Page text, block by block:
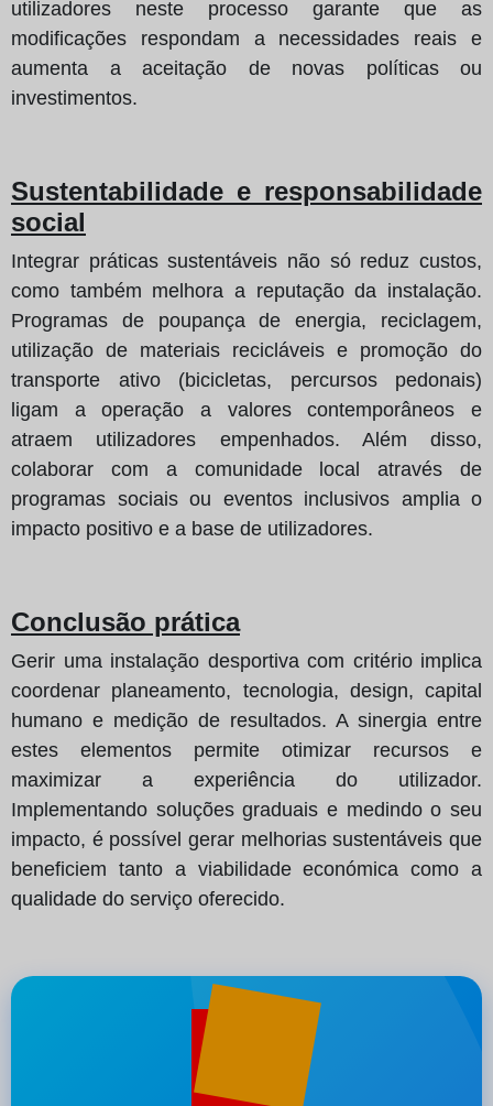
utilizadores neste processo garante que as
modificações respondam a necessidades reais e
aumenta a aceitação de novas políticas ou
investimentos.
Sustentabilidade e responsabilidade
social
Integrar práticas sustentáveis não só reduz custos,
como também melhora a reputação da instalação.
Programas de poupança de energia, reciclagem,
utilização de materiais recicláveis e promoção do
transporte ativo (bicicletas, percursos pedonais)
ligam a operação a valores contemporâneos e
atraem utilizadores empenhados. Além disso,
colaborar com a comunidade local através de
programas sociais ou eventos inclusivos amplia o
impacto positivo e a base de utilizadores.
Conclusão prática
Gerir uma instalação desportiva com critério implica
coordenar planeamento, tecnologia, design, capital
humano e medição de resultados. A sinergia entre
estes elementos permite otimizar recursos e
maximizar a experiência do utilizador.
Implementando soluções graduais e medindo o seu
impacto, é possível gerar melhorias sustentáveis que
beneficiem tanto a viabilidade económica como a
qualidade do serviço oferecido.